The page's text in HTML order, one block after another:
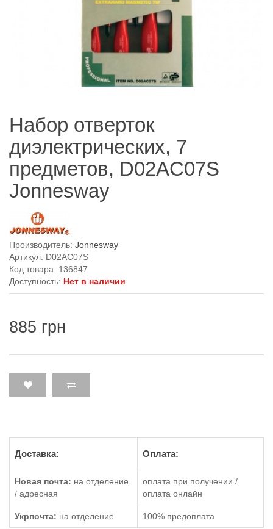
Набор отверток
диэлектрических, 7
предметов, D02AC07S
Jonnesway
Производитель: Jonnesway
Артикул: D02AC07S
Код товара: 136847
Доступность: Нет в наличии
885 грн
Доставка: Оплата:
Новая почта: на отделение
/ адресная
оплата при получении /
оплата онлайн
Укрпочта: на отделение 100% предоплата